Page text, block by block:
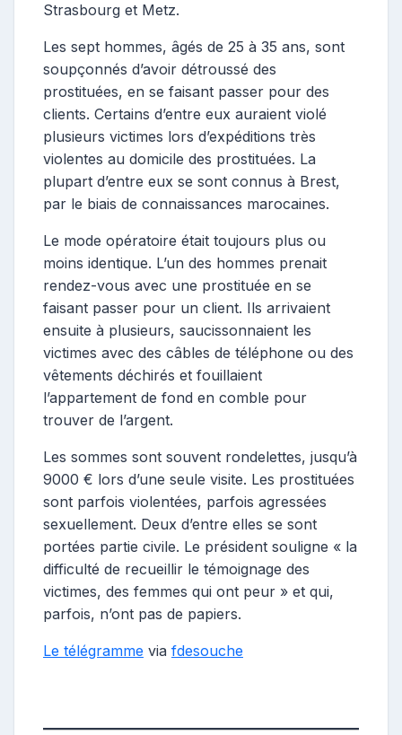
Strasbourg et Metz.
Les sept hommes, âgés de 25 à 35 ans, sont
soupçonnés d’avoir détroussé des
prostituées, en se faisant passer pour des
clients. Certains d’entre eux auraient violé
plusieurs victimes lors d’expéditions très
violentes au domicile des prostituées. La
plupart d’entre eux se sont connus à Brest,
par le biais de connaissances marocaines.
Le mode opératoire était toujours plus ou
moins identique. L’un des hommes prenait
rendez-vous avec une prostituée en se
faisant passer pour un client. Ils arrivaient
ensuite à plusieurs, saucissonnaient les
victimes avec des câbles de téléphone ou des
vêtements déchirés et fouillaient
l’appartement de fond en comble pour
trouver de l’argent.
Les sommes sont souvent rondelettes, jusqu’à
9000 € lors d’une seule visite. Les prostituées
sont parfois violentées, parfois agressées
sexuellement. Deux d’entre elles se sont
portées partie civile. Le président souligne « la
difficulté de recueillir le témoignage des
victimes, des femmes qui ont peur » et qui,
parfois, n’ont pas de papiers.
Le télégramme via fdesouche